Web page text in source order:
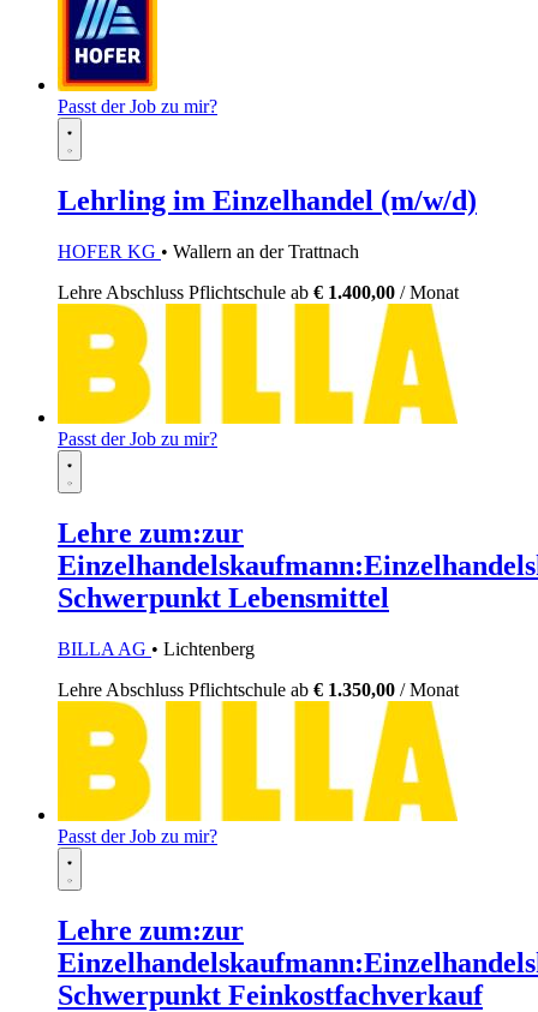
Passt der Job zu mir?
Lehrling im Einzelhandel (m/w/d)
HOFER KG • Wallern an der Trattnach
Lehre Abschluss Pflichtschule ab € 1.400,00 / Monat
Passt der Job zu mir?
Lehre zum:zur
Schwerpunkt Lebensmittel
BILLA AG • Lichtenberg
Lehre Abschluss Pflichtschule ab € 1.350,00 / Monat
Passt der Job zu mir?
Lehre zum:zur
Schwerpunkt Feinkostfachverkauf